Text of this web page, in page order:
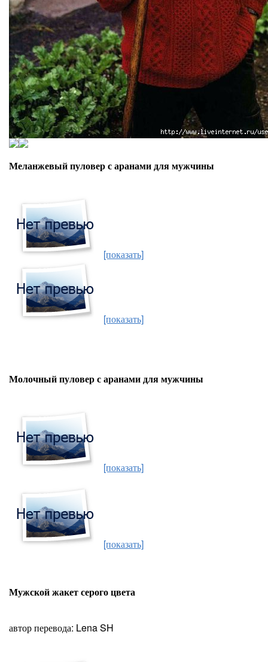
Меланжевый пуловер с аранами для мужчины
[показать]
[показать]
Молочный пуловер с аранами для мужчины
[показать]
[показать]
Мужской жакет серого цвета
автор перевода: Lena SH